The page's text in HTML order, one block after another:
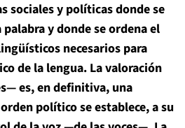
sociales y políticas donde se
y donde se ordena el
necesarios para
de la lengua. La valoración
es, en definitiva, una
político se establece, a su